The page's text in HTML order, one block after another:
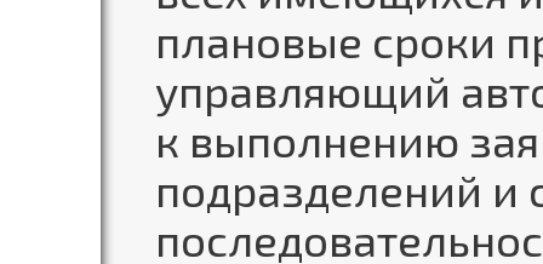
плановые сроки
управляющий
к выполнению
подразделений и